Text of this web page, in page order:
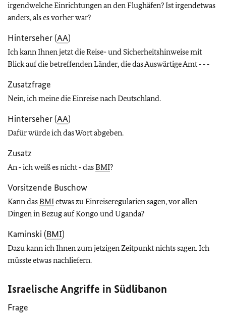
irgendwelche Einrichtungen an den Flughäfen? Ist irgendetwas
anders, als es vorher war?
Hinterseher (AA)
Ich kann Ihnen jetzt die Reise- und Sicherheitshinweise mit
Blick auf die betreffenden Länder, die das Auswärtige Amt ‑ ‑ ‑
Zusatzfrage
Nein, ich meine die Einreise nach Deutschland.
Hinterseher (AA)
Dafür würde ich das Wort abgeben.
Zusatz
An ‑ ich weiß es nicht ‑ dasBMI?
Vorsitzende Buschow
Kann dasBMIetwas zu Einreiseregularien sagen, vor allen
Dingen in Bezug auf Kongo und Uganda?
Kaminski (BMI)
Dazu kann ich Ihnen zum jetzigen Zeitpunkt nichts sagen. Ich
müsste etwas nachliefern.
Israelische Angriffe in Südlibanon
Frage